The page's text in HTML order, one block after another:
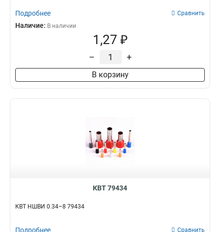
Подробнее Сравнить
Наличие: В наличии
1,27 ₽
– +
В корзину
КВТ 79434
КВТ НШВИ 0.34–8 79434
Подробнее Сравнить